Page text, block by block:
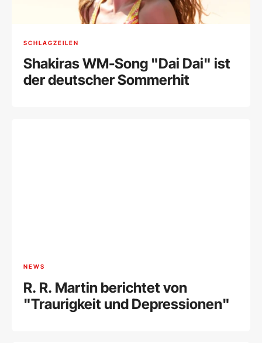
SCHLAGZEILEN
Shakiras WM-Song "Dai Dai" ist
der deutscher Sommerhit
NEWS
R. R. Martin berichtet von
"Traurigkeit und Depressionen"